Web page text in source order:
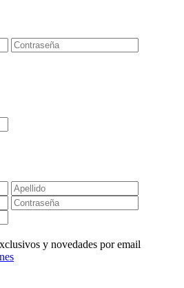
y novedades por email